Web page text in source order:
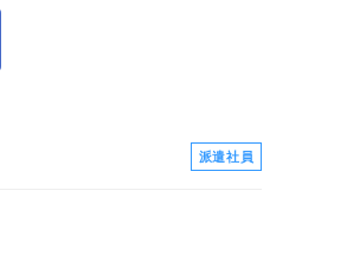
派遣社員